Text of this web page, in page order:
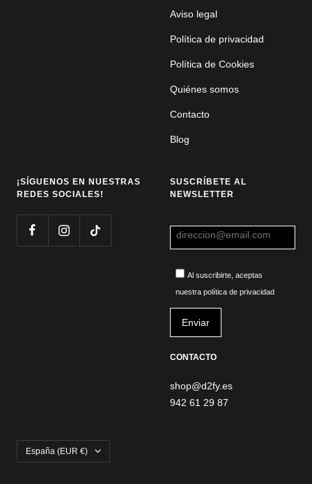
Aviso legal
Política de privacidad
Política de Cookies
Quiénes somos
Contacto
Blog
¡SÍGUENOS EN NUESTRAS
REDES SOCIALES!
SUSCRÍBETE AL
NEWSLETTER
Al suscribirte, aceptas
nuestra política de privacidad
CONTACTO
shop@d2fy.es
942 61 29 87
País/región
España (EUR €)